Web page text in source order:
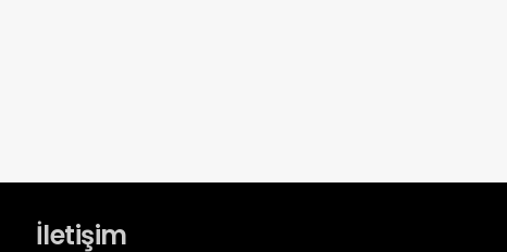
İletişim